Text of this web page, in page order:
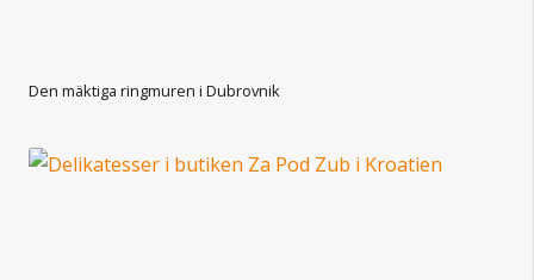
Den mäktiga ringmuren i Dubrovnik